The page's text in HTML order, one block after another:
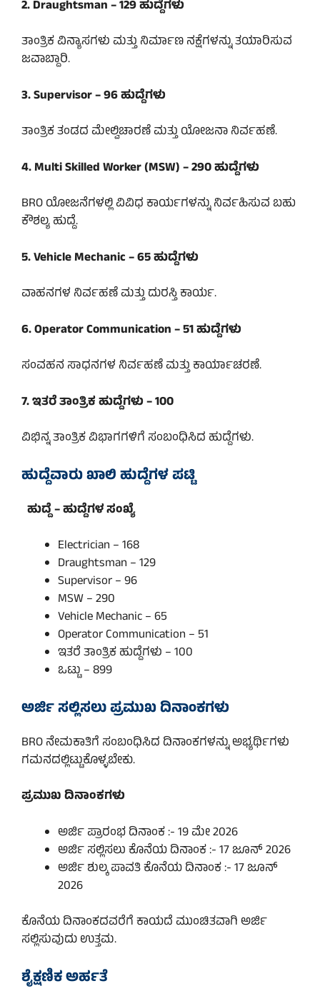
2. Draughtsman – 129 ಹುದ್ದೆಗಳು
ತಾಂತ್ರಿಕ ವಿನ್ಯಾಸಗಳು ಮತ್ತು ನಿರ್ಮಾಣ ನಕ್ಷೆಗಳನ್ನು ತಯಾರಿಸುವ
ಜವಾಬ್ದಾರಿ.
3. Supervisor – 96 ಹುದ್ದೆಗಳು
ತಾಂತ್ರಿಕ ತಂಡದ ಮೇಲ್ವಿಚಾರಣೆ ಮತ್ತು ಯೋಜನಾ ನಿರ್ವಹಣೆ.
4. Multi Skilled Worker (MSW) – 290 ಹುದ್ದೆಗಳು
BRO ಯೋಜನೆಗಳಲ್ಲಿ ವಿವಿಧ ಕಾರ್ಯಗಳನ್ನು ನಿರ್ವಹಿಸುವ ಬಹು
ಕೌಶಲ್ಯ ಹುದ್ದೆ.
5. Vehicle Mechanic – 65 ಹುದ್ದೆಗಳು
ವಾಹನಗಳ ನಿರ್ವಹಣೆ ಮತ್ತು ದುರಸ್ತಿ ಕಾರ್ಯ.
6. Operator Communication – 51 ಹುದ್ದೆಗಳು
ಸಂವಹನ ಸಾಧನಗಳ ನಿರ್ವಹಣೆ ಮತ್ತು ಕಾರ್ಯಾಚರಣೆ.
7. ಇತರೆ ತಾಂತ್ರಿಕ ಹುದ್ದೆಗಳು – 100
ವಿಭಿನ್ನ ತಾಂತ್ರಿಕ ವಿಭಾಗಗಳಿಗೆ ಸಂಬಂಧಿಸಿದ ಹುದ್ದೆಗಳು.
ಹುದ್ದೆವಾರು ಖಾಲಿ ಹುದ್ದೆಗಳ ಪಟ್ಟಿ
ಹುದ್ದೆ – ಹುದ್ದೆಗಳ ಸಂಖ್ಯೆ
Electrician – 168
Draughtsman – 129
Supervisor – 96
MSW – 290
Vehicle Mechanic – 65
Operator Communication – 51
ಇತರೆ ತಾಂತ್ರಿಕ ಹುದ್ದೆಗಳು – 100
ಒಟ್ಟು – 899
ಅರ್ಜಿ ಸಲ್ಲಿಸಲು ಪ್ರಮುಖ ದಿನಾಂಕಗಳು
BRO ನೇಮಕಾತಿಗೆ ಸಂಬಂಧಿಸಿದ ದಿನಾಂಕಗಳನ್ನು ಅಭ್ಯರ್ಥಿಗಳು
ಗಮನದಲ್ಲಿಟ್ಟುಕೊಳ್ಳಬೇಕು.
ಪ್ರಮುಖ ದಿನಾಂಕಗಳು
ಅರ್ಜಿ ಪ್ರಾರಂಭ ದಿನಾಂಕ :- 19 ಮೇ 2026
ಅರ್ಜಿ ಸಲ್ಲಿಸಲು ಕೊನೆಯ ದಿನಾಂಕ :- 17 ಜೂನ್ 2026
ಅರ್ಜಿ ಶುಲ್ಕ ಪಾವತಿ ಕೊನೆಯ ದಿನಾಂಕ :- 17 ಜೂನ್
2026
ಕೊನೆಯ ದಿನಾಂಕದವರೆಗೆ ಕಾಯದೆ ಮುಂಚಿತವಾಗಿ ಅರ್ಜಿ
ಸಲ್ಲಿಸುವುದು ಉತ್ತಮ.
ಶೈಕ್ಷಣಿಕ ಅರ್ಹತೆ